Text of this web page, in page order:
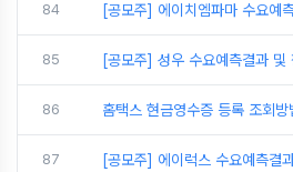
84 [공모주] 에이치엠파마 수요예
85 [공모주] 성우 수요예측결과 및
86 홈택스 현금영수증 등록 조회
87 [공모주] 에이럭스 수요예측결